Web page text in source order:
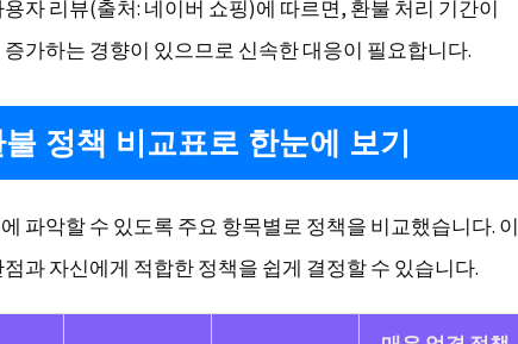
자 리뷰(출처: 네이버 쇼핑)에 따르면, 환불 처리 기간이
가하는 경향이 있으므로 신속한 대응이 필요합니다.
정책 비교표로 한눈에 보기
파악할 수 있도록 주요 항목별로 정책을 비교했습니다. 이
과 자신에게 적합한 정책을 쉽게 결정할 수 있습니다.